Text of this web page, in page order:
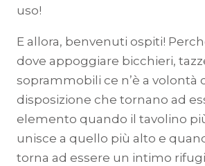
uso!
E allora, benvenuti ospiti!
dove appoggiare bicchieri,
soprammobili ce n’è a volontà
disposizione che tornano ad
elemento quando il tavolino
unisce a quello più alto e
torna ad essere un intimo